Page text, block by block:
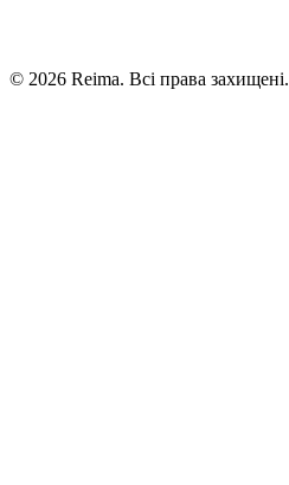
© 2026 Reima. Всі права захищені.